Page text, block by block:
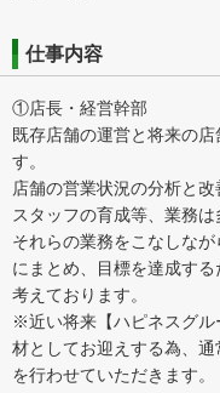
仕事内容
①店長・経営幹部
既存店舗の運営と将来の
す。
店舗の営業状況の分析と
スタッフの育成等、業務は
それらの業務をこなしな
にまとめ、目標を達成す
考えております。
※近い将来【ハピネスグル
材としてお迎えする為、
を行わせていただきます。